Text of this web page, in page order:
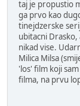
taj je propustio
ga prvo kao
tinejdzerske
ubitacni
nikad vise.
Milica Milsa
'los' film koji
filma, na prvu